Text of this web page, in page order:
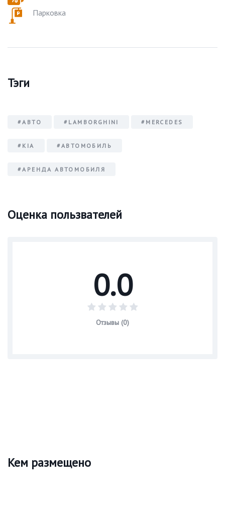
Парковка
Тэги
#АВТО #LAMBORGHINI #MERCEDES
#KIA #АВТОМОБИЛЬ
#АРЕНДА АВТОМОБИЛЯ
Оценка пользвателей
0.0
Отзывы (0)
Кем размещено